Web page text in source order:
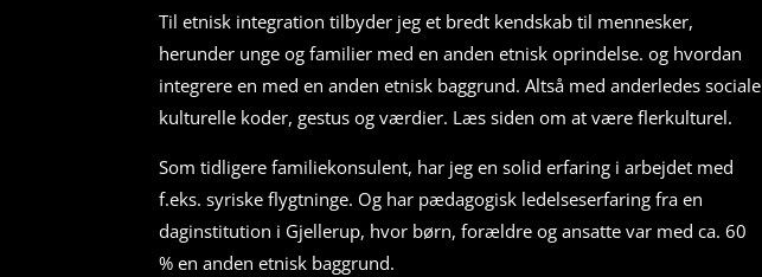
Til etnisk integration tilbyder jeg et bredt kendskab til mennesker,
herunder unge og familier med en anden etnisk oprindelse. og hvordan
integrere en med en anden etnisk baggrund. Altså med anderledes sociale
kulturelle koder, gestus og værdier. Læs siden om at være flerkulturel.
Som tidligere familiekonsulent, har jeg en solid erfaring i arbejdet med
f.eks. syriske flygtninge. Og har pædagogisk ledelseserfaring fra en
daginstitution i Gjellerup, hvor børn, forældre og ansatte var med ca. 60
% en anden etnisk baggrund.